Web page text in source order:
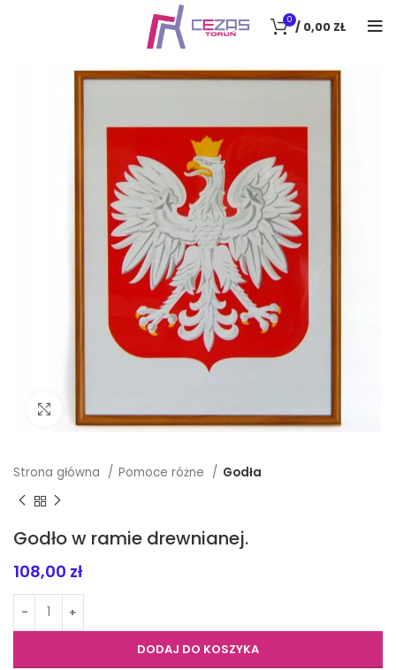
0 / 0,00 ZŁ
Click to enlarge
Strona główna Pomoce różne Godła
Godło w ramie drewnianej.
108,00 zł
DODAJ DO KOSZYKA